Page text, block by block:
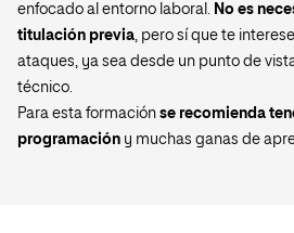
enfocado al entorno laboral.
No es
titulación previa , pero sí que te
ataques, ya sea desde un punto de
técnico.
Para esta formación se recomienda
programación y muchas ganas de